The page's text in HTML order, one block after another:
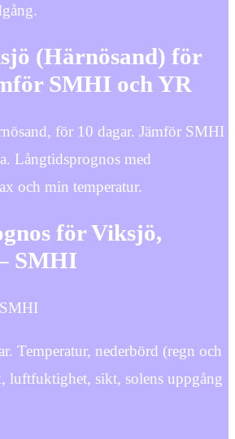
(Härnösand) för
SMHI och YR
för 10 dagar. Jämför SMHI
Långtidsprognos med
och min temperatur.
för Viksjö,
SMHI
Temperatur, nederbörd (regn och
luftfuktighet, sikt, solens uppgång